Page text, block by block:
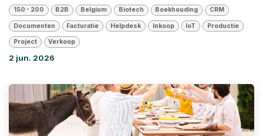
150 - 200 B2B Belgium Biotech Boekhouding CRM
Documenten Facturatie Helpdesk Inkoop IoT Productie
Project Verkoop
2 jun. 2026